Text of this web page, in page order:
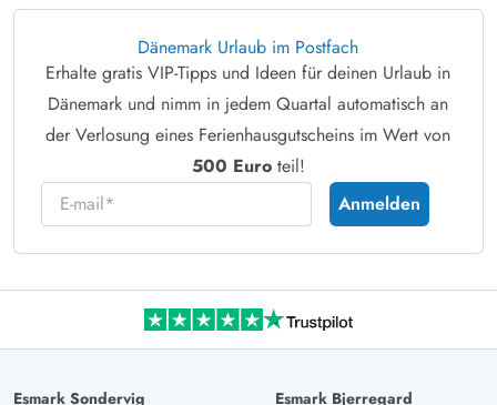
Dänemark Urlaub im Postfach
Erhalte gratis VIP-Tipps und Ideen für deinen Urlaub in
Dänemark und nimm in jedem Quartal automatisch an
der Verlosung eines Ferienhausgutscheins im Wert von
500 Euroteil!
E-mail
Anmelden
Esmark Sondervig
Esmark Bjerregard